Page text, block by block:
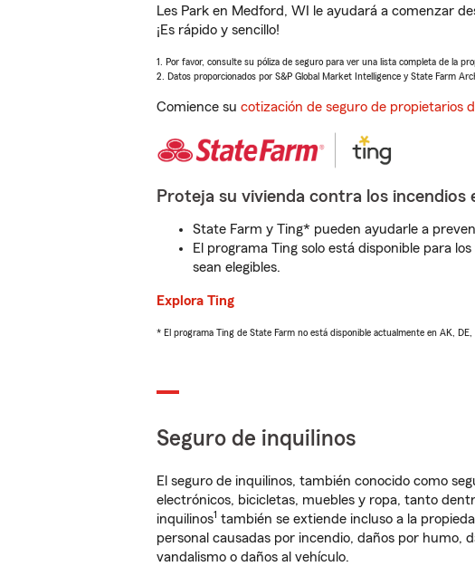
Les Park en Medford, WI le ayudará a comenzar
¡Es rápido y sencillo!
1. Por favor, consulte su póliza de seguro para ver una lista completa de la
2. Datos proporcionados por S&P Global Market Intelligence y State Farm
Comience su cotización de seguro de propietarios
Proteja su vivienda contra los incendios
State Farm y Ting* pueden ayudarle a
El programa Ting solo está disponible para
sean elegibles.
Explora Ting
* El programa Ting de State Farm no está disponible actualmente en AK, DE,
Seguro de inquilinos
El seguro de inquilinos, también conocido como
electrónicos, bicicletas, muebles y ropa, tanto
inquilinos1 también se extiende incluso a la
personal causadas por incendio, daños por humo,
vandalismo o daños al vehículo.